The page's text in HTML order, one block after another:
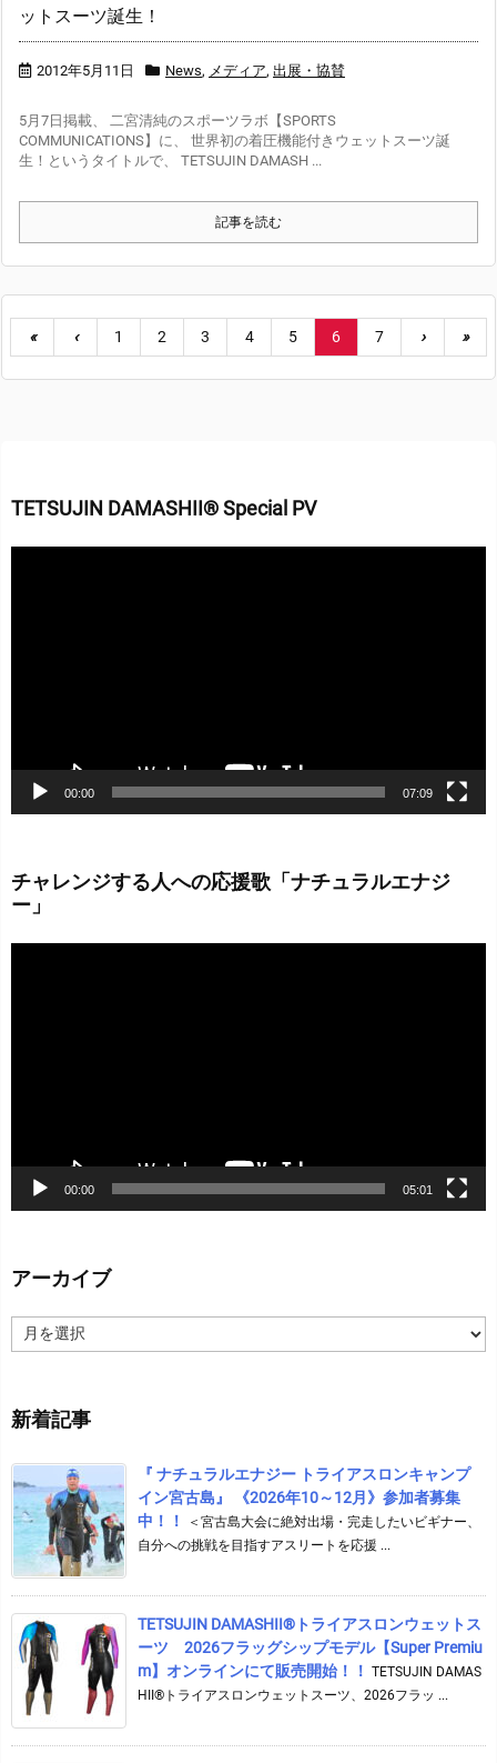
ットスーツ誕生！
2012年5月11日 News, メディア, 出展・協賛
5月7日掲載、 二宮清純のスポーツラボ【SPORTS
COMMUNICATIONS】に、 世界初の着圧機能付きウェットスーツ誕
生！というタイトルで、 TETSUJIN DAMASH ...
記事を読む
« ‹ 1 2 3 4 5 6 7 › »
TETSUJIN DAMASHII® Special PV
00:00 07:09
チャレンジする人への応援歌「ナチュラルエナジ
ー」
00:00 05:01
アーカイブ
ー
ブ
新着記事
『 ナチュラルエナジー トライアスロンキャンプ
イン宮古島』 《2026年10～12月》参加者募集
中！！
＜宮古島大会に絶対出場・完走したいビギナー、
自分への挑戦を目指すアスリートを応援 ...
TETSUJIN DAMASHII®︎トライアスロンウェットス
ーツ 2026フラッグシップモデル【Super Premiu
m】オンラインにて販売開始！！ TETSUJIN DAMAS
HII®トライアスロンウェットスーツ、2026フラッ ...